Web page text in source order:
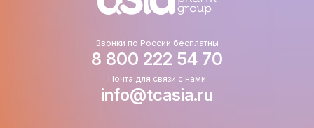
Звонки по России бесплатны
8 800 222 54 70
Почта для связи с нами
info@tcasia.ru